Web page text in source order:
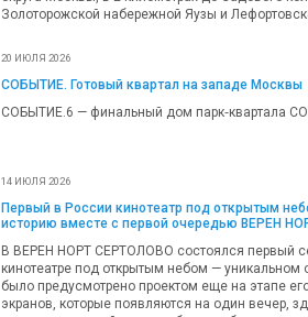
Золоторожской набережной Яузы и
20 ИЮЛЯ 2026
СОБЫТИЕ. Готовый квартал на западе Москвы
СОБЫТИЕ.6 — финальный дом парк‑квартала
14 ИЮЛЯ 2026
Первый в России кинотеатр под открытым
историю вместе с первой очередью ВЕРЕН
В ВЕРЕН НОРТ СЕРТОЛОВО состоялся первый
кинотеатре под открытым небом — уникальном
было предусмотрено проектом еще на этапе
экранов, которые появляются на один вечер,